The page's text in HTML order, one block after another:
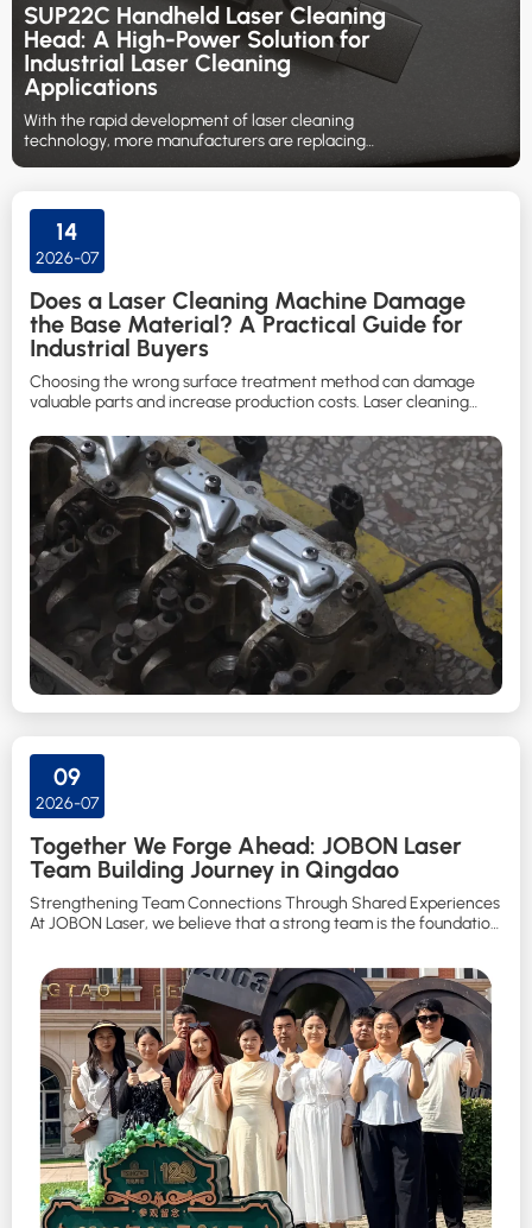
SUP22C Handheld Laser Cleaning
Head: A High-Power Solution for
Industrial Laser Cleaning
Applications
With the rapid development of laser cleaning
technology, more manufacturers are replacing
traditional cleaning methods such as sandblasting,
14
2026-07
Does a Laser Cleaning Machine Damage
the Base Material? A Practical Guide for
Industrial Buyers
Choosing the wrong surface treatment method can damage
valuable parts and increase production costs. Laser cleaning
substrate when the correct process is selected.
09
2026-07
Together We Forge Ahead: JOBON Laser
Team Building Journey in Qingdao
Strengthening Team Connections Through Shared Experiences
At JOBON Laser, we believe that a strong team is the foundation
enhance communication, strengthen teamwork, and create
meaningful memories beyond the workplace, JOBON Laser
organized a three-day, two-night team building trip to Qingdao.
Under the theme: “Together We Forge Ahead, Together […]